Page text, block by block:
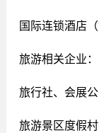
国际连锁酒店
旅游相关企业：
旅行社、会展
旅游景区度假村